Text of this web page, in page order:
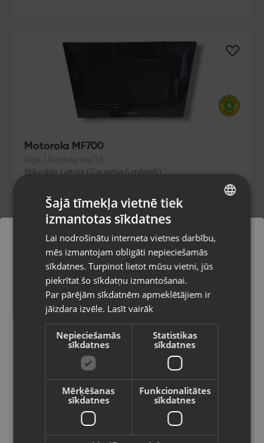
Motorola MF700
Rīga, Ulbrokas iela 10
Stāvoklis Lietots (Garantija 6 mēneši)
10.00€
Fomei mini LED 15W
Rīga, Melīdas iela 11
Stāvoklis Mazlietots (Garantija 12 mēneši)
Pasūtījumi tiks piegādāti uz
izvēlēto valsti
Vietnes saturs būs attēlots izvēlētajā
valodā
Valsts
RUSSIAN
Šajā tīmekļa vietnē tiek
izmantotas sīkdatnes
Lai nodrošinātu interneta vietnes darbību,
mēs izmantojam obligāti nepieciešamās
sīkdatnes. Turpinot lietot mūsu vietni, jūs
piekrītat šo sīkdatņu izmantošanai.
Par pārējām sīkdatnēm apmeklētājiem ir
jāizdara izvēle. Lasīt vairāk
Nepieciešamās
sīkdatnes
Statistikas
sīkdatnes
Mērķēšanas
sīkdatnes
Funkcionalitātes
sīkdatnes